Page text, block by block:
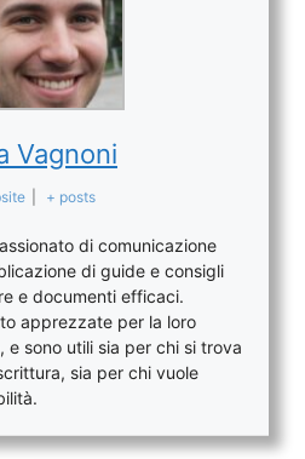
Vagnoni
+ posts
di comunicazione
di guide e consigli
e documenti efficaci.
apprezzate per la loro
e sono utili sia per chi si trova
sia per chi vuole